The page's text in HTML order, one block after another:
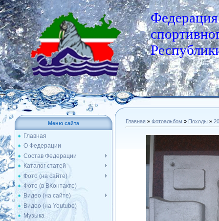
Федерация
Меню сайта
Главная
О Федерации
Состав Федерации
Каталог статей
Фото (на сайте)
Фото (в ВКонтакте)
Видео (на сайте)
Видео (на Youtube)
Музыка
Главная » Фотоальбом » Походы »